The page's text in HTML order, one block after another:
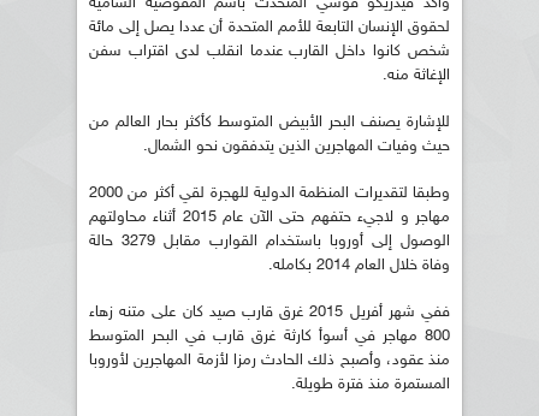
لحقوق الإنسان التابعة للأمم المتحدة أن عددا يصل إلى مائة
شخص كانوا داخل القارب عندما انقلب لدى اقتراب سفن
الإغاثة منه.
للإشارة يصنف البحر الأبيض المتوسط كأكثر بحار العالم من
حيث وفيات المهاجرين الذين يتدفقون نحو الشمال.
وطبقا لتقديرات المنظمة الدولية للهجرة لقي أكثر من 2000
مهاجر و لاجيء حتفهم حتى الآن عام 2015 أثناء محاولتهم
الوصول إلى أوروبا باستخدام القوارب مقابل 3279 حالة
وفاة خلال العام 2014 بكامله.
ففي شهر أفريل 2015 غرق قارب صيد كان على متنه زهاء
800 مهاجر في أسوأ كارثة غرق قارب في البحر المتوسط
منذ عقود، وأصبح ذلك الحادث رمزا لأزمة المهاجرين لأوروبا
المستمرة منذ فترة طويلة.